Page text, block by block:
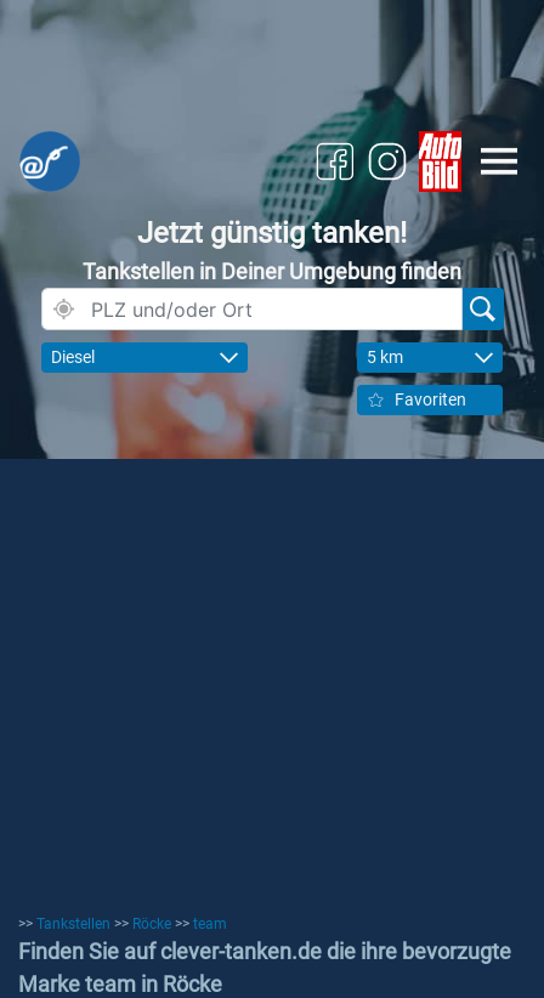
Jetzt günstig tanken!
Tankstellen in Deiner Umgebung finden
Diesel 5 km
Favoriten
>> Tankstellen >> Röcke >> team
Finden Sie auf clever-tanken.de die ihre bevorzugte
Marke team in Röcke